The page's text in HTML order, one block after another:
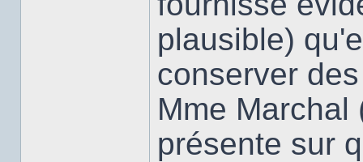
plausible)
conserver
Mme
présente sur